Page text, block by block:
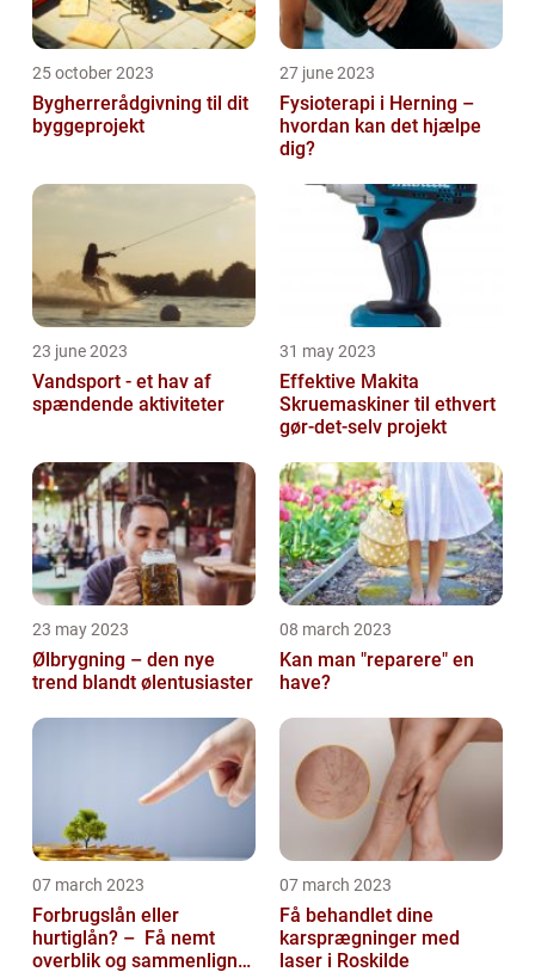
25 october 2023
Bygherrerådgivning til dit
byggeprojekt
27 june 2023
Fysioterapi i Herning –
hvordan kan det hjælpe
dig?
23 june 2023
Vandsport - et hav af
spændende aktiviteter
31 may 2023
Effektive Makita
Skruemaskiner til ethvert
gør-det-selv projekt
23 may 2023
Ølbrygning – den nye
trend blandt ølentusiaster
08 march 2023
Kan man "reparere" en
have?
07 march 2023
Forbrugslån eller
hurtiglån? – Få nemt
overblik og sammenlign
07 march 2023
Få behandlet dine
karsprægninger med
laser i Roskilde